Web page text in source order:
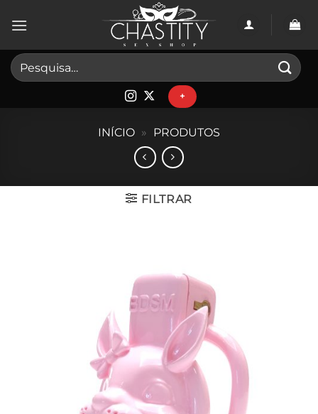
Pesquisar
por:
+
INÍCIO » PRODUTOS
FILTRAR